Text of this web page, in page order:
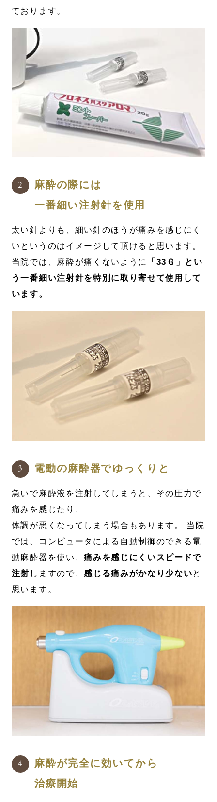
ております。
麻酔の際には
一番細い注射針を使用
太い針よりも、細い針のほうが痛みを感じにく
いというのはイメージして頂けると思います。
当院では、麻酔が痛くないように
「33Ｇ」とい
う一番細い注射針を特別に取り寄せて使用して
います。
電動の麻酔器でゆっくりと
急いで麻酔液を注射してしまうと、その圧力で
痛みを感じたり、
体調が悪くなってしまう場合もあります。 当院
では、コンピュータによる自動制御のできる電
動麻酔器を使い、痛みを感じにくいスピードで
注射 しますので、感じる痛みがかなり少ない と
思います。
麻酔が完全に効いてから
治療開始